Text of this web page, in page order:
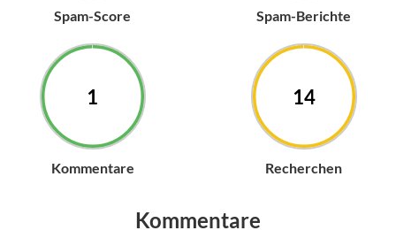
Spam-Score Spam-Berichte
1
Kommentare
14
Recherchen
Kommentare